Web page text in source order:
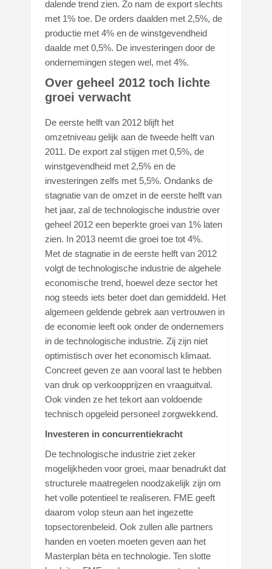
dalende trend zien. Zo nam de export slechts
met 1% toe. De orders daalden met 2,5%, de
productie met 4% en de winstgevendheid
daalde met 0,5%. De investeringen door de
ondernemingen stegen wel, met 4%.
Over geheel 2012 toch lichte
groei verwacht
De eerste helft van 2012 blijft het
omzetniveau gelijk aan de tweede helft van
2011. De export zal stijgen met 0,5%, de
winstgevendheid met 2,5% en de
investeringen zelfs met 5,5%. Ondanks de
stagnatie van de omzet in de eerste helft van
het jaar, zal de technologische industrie over
geheel 2012 een beperkte groei van 1% laten
zien. In 2013 neemt die groei toe tot 4%.
Met de stagnatie in de eerste helft van 2012
volgt de technologische industrie de algehele
economische trend, hoewel deze sector het
nog steeds iets beter doet dan gemiddeld. Het
algemeen geldende gebrek aan vertrouwen in
de economie leeft ook onder de ondernemers
in de technologische industrie. Zij zijn niet
optimistisch over het economisch klimaat.
Concreet geven ze aan vooral last te hebben
van druk op verkoopprijzen en vraaguitval.
Ook vinden ze het tekort aan voldoende
technisch opgeleid personeel zorgwekkend.
Investeren in concurrentiekracht
De technologische industrie ziet zeker
mogelijkheden voor groei, maar benadrukt dat
structurele maatregelen noodzakelijk zijn om
het volle potentieel te realiseren. FME geeft
daarom volop steun aan het ingezette
topsectorenbeleid. Ook zullen alle partners
handen en voeten moeten geven aan het
Masterplan bèta en technologie. Ten slotte